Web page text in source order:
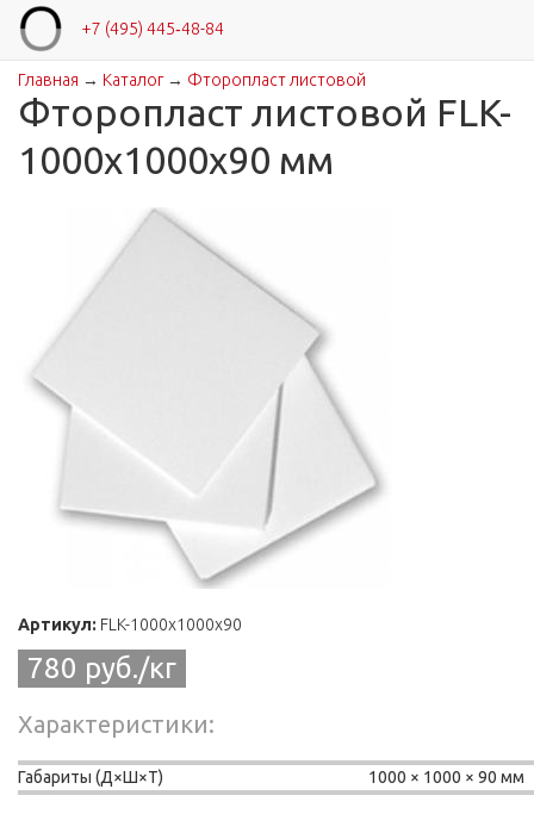
+7 (495) 445‑48-84
Вы здесь
Главная → Каталог→ Фторопласт листовой
Фторопласт листовой FLK-
1000х1000х90 мм
Артикул: FLK-1000х1000х90
780 руб./кг
Характеристики
Габариты (Д×Ш×Т) 1000 1000 90 мм